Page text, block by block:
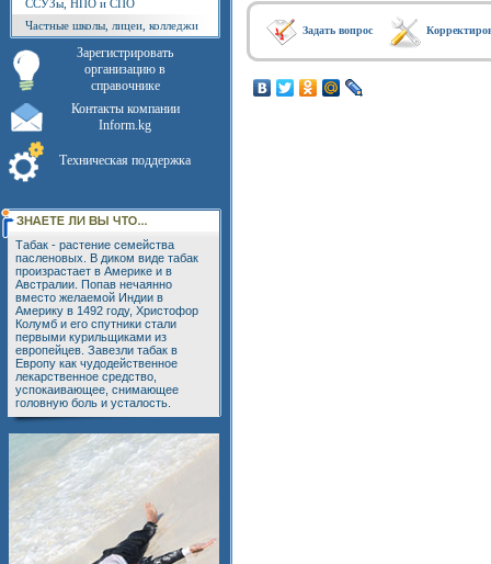
ССУЗы, НПО и СПО
Частные школы, лицеи, колледжи
Зарегистрировать
организацию в
справочнике
Контакты компании
Inform.kg
Техническая поддержка
Табак - растение семейства
пасленовых. В диком виде табак
произрастает в Америке и в
Австралии. Попав нечаянно
вместо желаемой Индии в
Америку в 1492 году, Христофор
Колумб и его спутники стали
первыми курильщиками из
европейцев. Завезли табак в
Европу как чудодейственное
лекарственное средство,
успокаивающее, снимающее
головную боль и усталость.
Задать вопрос